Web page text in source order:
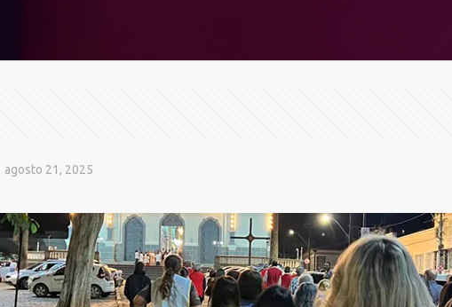
agosto 21, 2025